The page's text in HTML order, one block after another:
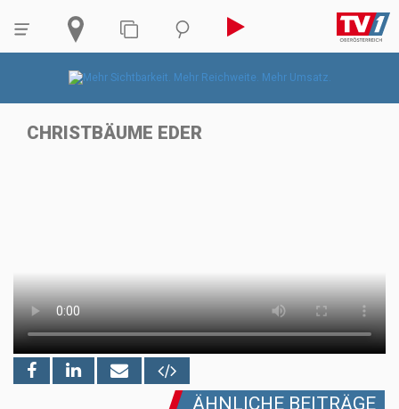
CHRISTBÄUME EDER
ÄHNLICHE BEITRÄGE